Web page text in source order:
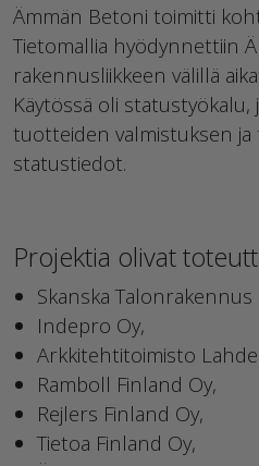
Ämmän Betoni toimitti
Tietomallia hyödynnettiin
rakennusliikkeen välillä
Käytössä oli
tuotteiden valmistuksen ja
statustiedot.
Projektia olivat
Skanska Talonrakennus
Indepro Oy,
Arkkitehtitoimisto
Ramboll Finland Oy,
Rejlers Finland Oy,
Tietoa Finland Oy,